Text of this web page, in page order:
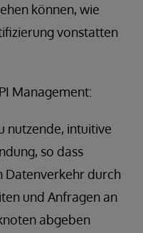
können, wie
vonstatten
Management:
nutzende, intuitive
so dass
Datenverkehr durch
und Anfragen an
abgeben